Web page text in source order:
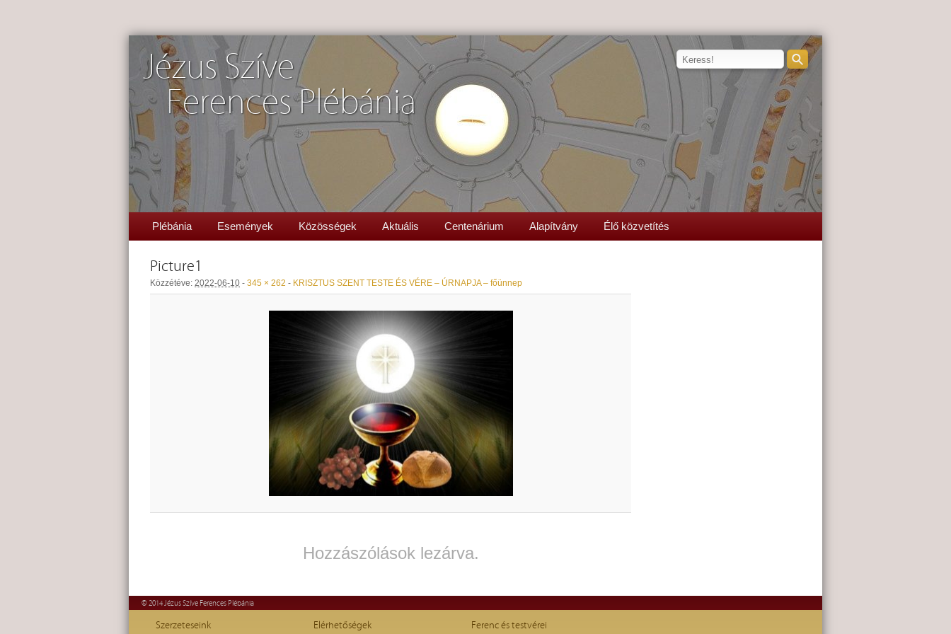
Jézus Szíve
Ferences Plébánia
Plébánia Események Közösségek Aktuális Centenárium Alapítvány Élő közvetítés
Picture1
Közzétéve: 2022-06-10 - 345 × 262 - KRISZTUS SZENT TESTE ÉS VÉRE – ÚRNAPJA – főünnep
Hozzászólások lezárva.
© 2014 Jézus Szíve Ferences Plébánia
Szerzeteseink Elérhetőségek Ferenc és testvérei